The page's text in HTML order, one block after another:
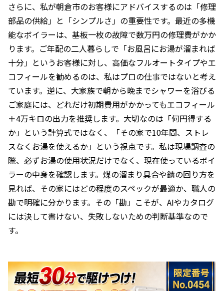
さらに、私が朝倉市のお客様にアドバイスするのは「修理
部品の供給」と「シンプルさ」の重要性です。最近の多機
能なボイラーは、基板一枚の故障で数万円の修理費がかか
ります。ご年配の二人暮らしで「お風呂にお湯が溜まれば
十分」というお客様に対し、高価なフルオートタイプやエ
コフィールを勧めるのは、私はプロの仕事ではないと考え
ています。逆に、大家族で朝から晩までシャワーを浴びる
ご家庭には、どれだけ初期費用がかかってもエコフィール
＋4万キロの出力を推奨します。大切なのは「何円得する
か」という計算式ではなく、「その家で10年間、ストレ
スなくお湯を使えるか」という視点です。私は現場調査の
際、必ずお湯の使用状況だけでなく、現在使っているボイ
ラーの中身を確認します。煤の溜まり具合や錆の回り方を
見れば、その家にはどの程度のスペックが最適か、職人の
勘で明確に分かります。その「勘」こそが、AIやカタログ
には決して書けない、失敗しないための判断基準なので
す。